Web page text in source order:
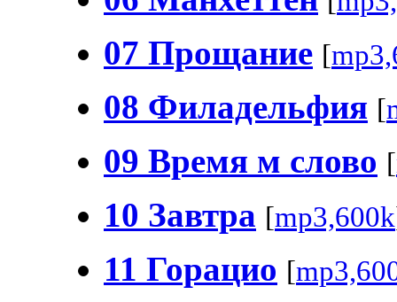
07 Прощание [
08 Филадельфия [
09 Время м слово [
10 Завтра [mp3,600k
11 Горацио [